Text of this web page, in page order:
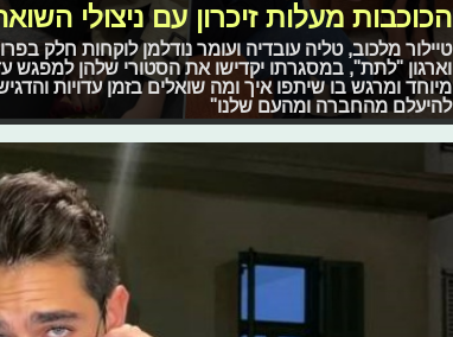
הכוכבות מעלות זיכרון עם ניצולי
וארגון "לתת", במסגרתו יקדישו את הסטורי שלהן למפגש
מיוחד ומרגש בו שיתפו איך ומה שואלים בזמן עדויות
להיעלם מהחברה ומהעם שלנו"